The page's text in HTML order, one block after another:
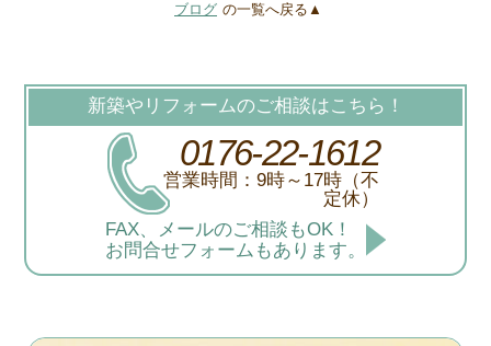
ブログ の一覧へ戻る▲
新築やリフォームのご相談はこちら！
0176-22-1612
営業時間：9時～17時（不
定休）
FAX、メールのご相談もOK！
お問合せフォームもあります。